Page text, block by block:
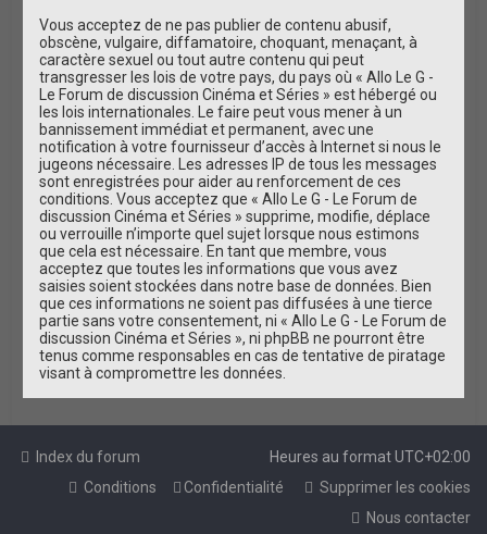
Vous acceptez de ne pas publier de contenu abusif,
obscène, vulgaire, diffamatoire, choquant, menaçant, à
caractère sexuel ou tout autre contenu qui peut
transgresser les lois de votre pays, du pays où « Allo Le G -
Le Forum de discussion Cinéma et Séries » est hébergé ou
les lois internationales. Le faire peut vous mener à un
bannissement immédiat et permanent, avec une
notification à votre fournisseur d’accès à Internet si nous le
jugeons nécessaire. Les adresses IP de tous les messages
sont enregistrées pour aider au renforcement de ces
conditions. Vous acceptez que « Allo Le G - Le Forum de
discussion Cinéma et Séries » supprime, modifie, déplace
ou verrouille n’importe quel sujet lorsque nous estimons
que cela est nécessaire. En tant que membre, vous
acceptez que toutes les informations que vous avez
saisies soient stockées dans notre base de données. Bien
que ces informations ne soient pas diffusées à une tierce
partie sans votre consentement, ni « Allo Le G - Le Forum de
discussion Cinéma et Séries », ni phpBB ne pourront être
tenus comme responsables en cas de tentative de piratage
visant à compromettre les données.
Index du forum Heures au formatUTC+02:00
Supprimer les cookies
Confidentialité
Conditions
Nous contacter